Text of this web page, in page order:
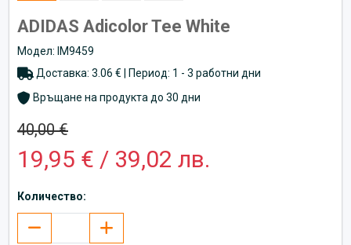
ADIDAS Adicolor Tee White
Модел: IM9459
Доставка: 3.06 € | Период: 1 - 3 работни дни
Връщане на продукта до 30 дни
40,00 €
19,95 € / 39,02 лв.
Количество: